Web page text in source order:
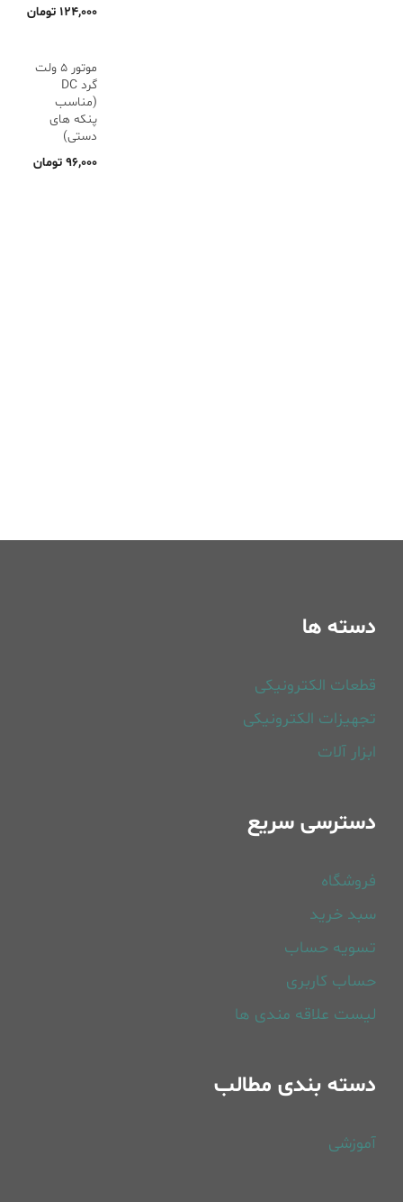
۱۲۴,۰۰۰ تومان
موتور 5 ولت
گرد DC
(مناسب
پنکه های
دستی)
۹۶,۰۰۰ تومان
دسته ها
قطعات الکترونیکی
تجهیزات الکترونیکی
ابزار آلات
دسترسی سریع
فروشگاه
سبد خرید
تسویه حساب
حساب کاربری
لیست علاقه مندی ها
دسته بندی مطالب
آموزشی